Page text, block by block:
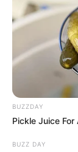
BUZZDAY
Pickle Juice
BUZZ DAY